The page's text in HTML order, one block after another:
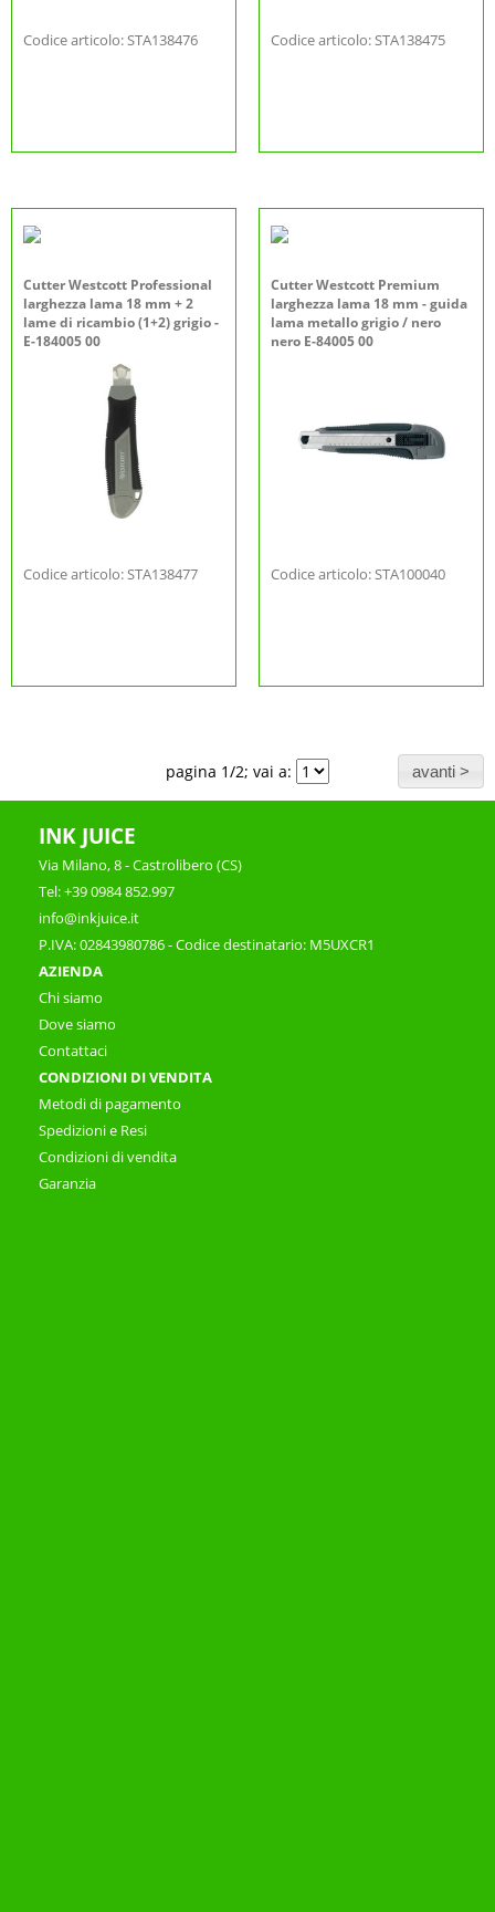
Codice articolo: STA138476 Codice articolo: STA138475
Cutter Westcott Professional
larghezza lama 18 mm + 2
lame di ricambio (1+2) grigio -
E-184005 00
Codice articolo: STA138477
Cutter Westcott Premium
larghezza lama 18 mm - guida
lama metallo grigio / nero
nero E-84005 00
Codice articolo: STA100040
pagina 1/2; vai a:
INK JUICE
Via Milano, 8 - Castrolibero (CS)
Tel: +39 0984 852.997
info@inkjuice.it
P.IVA: 02843980786 - Codice destinatario: M5UXCR1
AZIENDA
Chi siamo
Dove siamo
Contattaci
CONDIZIONI DI VENDITA
Metodi di pagamento
Spedizioni e Resi
Condizioni di vendita
Garanzia